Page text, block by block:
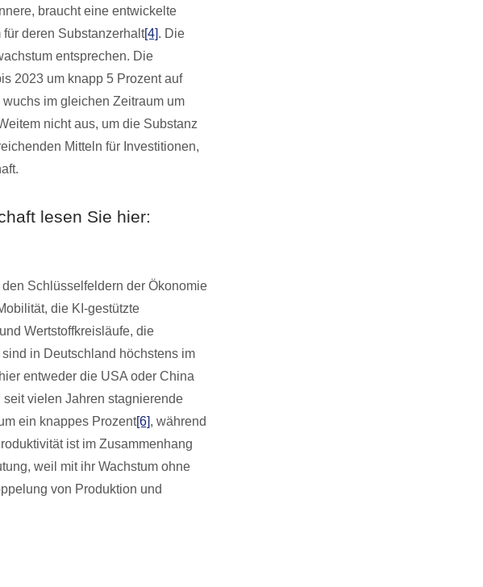
braucht eine entwickelte
deren Substanzerhalt[4]. Die
entsprechen. Die
2023 um knapp 5 Prozent auf
im gleichen Zeitraum um
nicht aus, um die Substanz
Mitteln für Investitionen,
lesen Sie hier:
Schlüsselfeldern der Ökonomie
die KI-gestützte
Wertstoffkreisläufe, die
in Deutschland höchstens im
entweder die USA oder China
vielen Jahren stagnierende
ein knappes Prozent[6], während
ist im Zusammenhang
weil mit ihr Wachstum ohne
von Produktion und